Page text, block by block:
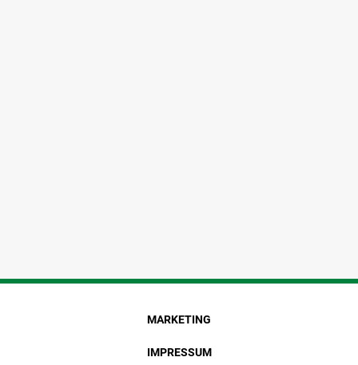
MARKETING
IMPRESSUM